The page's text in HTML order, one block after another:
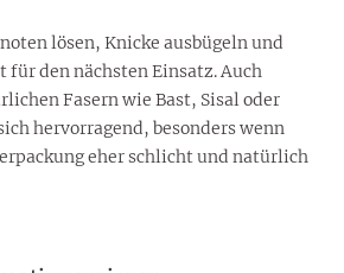
lösen, Knicke ausbügeln und
für den nächsten Einsatz. Auch
Fasern wie Bast, Sisal oder
hervorragend, besonders wenn
eher schlicht und natürlich